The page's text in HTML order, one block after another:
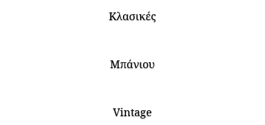
Κλασικές
Μπάνιου
Vintage